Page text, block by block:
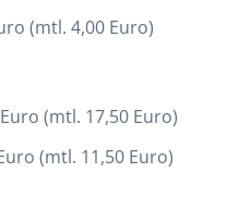
(mtl. 4,00 Euro)
(mtl. 17,50 Euro)
(mtl. 11,50 Euro)